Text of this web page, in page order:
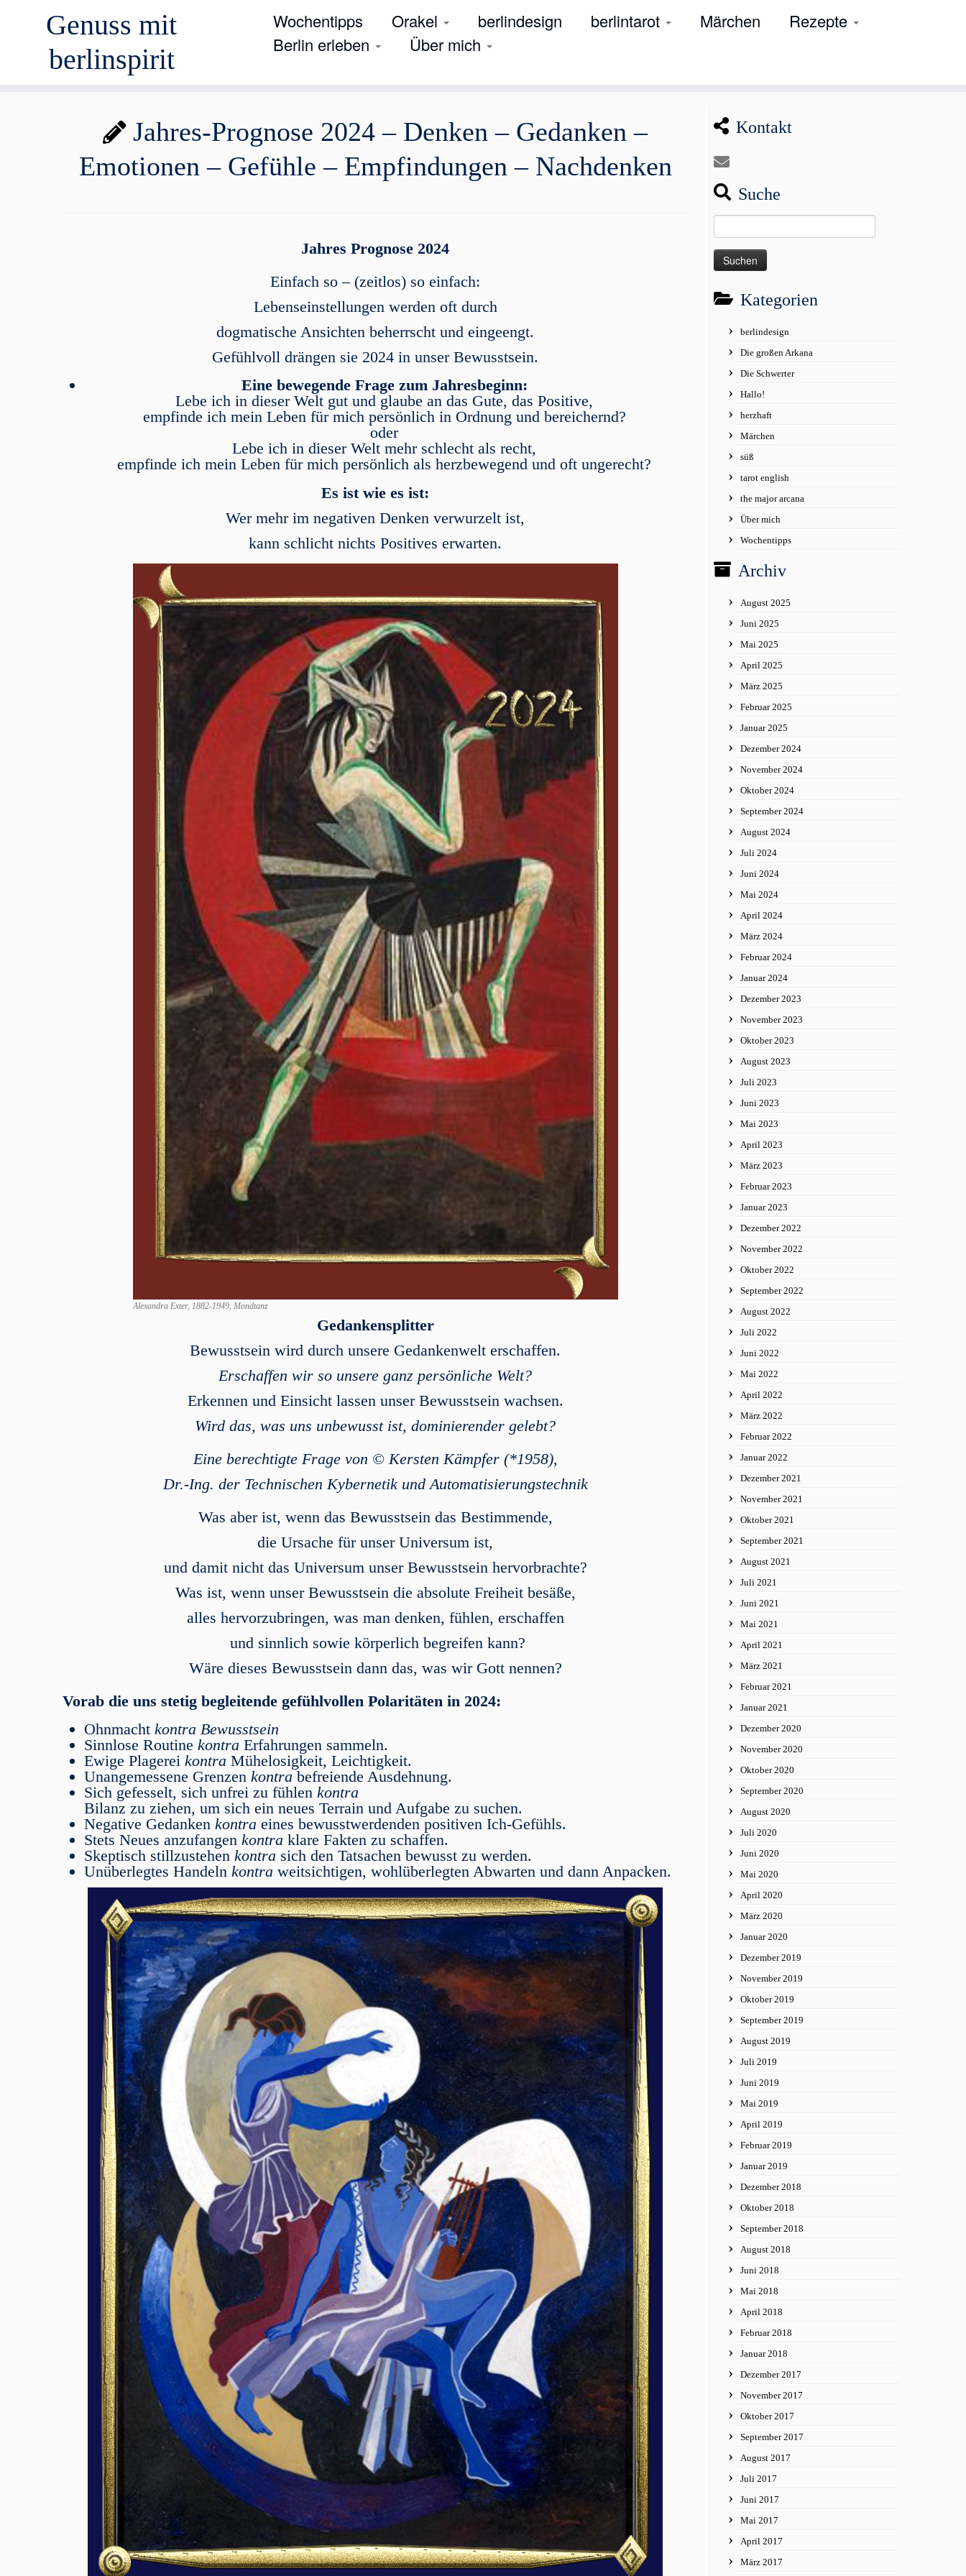
Genuss mit
berlinspirit
Wochentipps Orakel berlindesign berlintarot Märchen
Rezepte
Berlin erleben
Über mich
Jahres-Prognose 2024 – Denken – Gedanken –
Emotionen – Gefühle – Empfindungen – Nachdenken
Jahres Prognose 2024
Einfach so – (zeitlos) so einfach:
Lebenseinstellungen werden oft durch
dogmatische Ansichten beherrscht und eingeengt.
Gefühlvoll drängen sie 2024 in unser Bewusstsein.
Eine bewegende Frage zum Jahresbeginn:
Lebe ich in dieser Welt gut und glaube an das Gute, das Positive,
empfinde ich mein Leben für mich persönlich in Ordnung und bereichernd?
oder
Lebe ich in dieser Welt mehr schlecht als recht,
empfinde ich mein Leben für mich persönlich als herzbewegend und oft ungerecht?
Es ist wie es ist:
Wer mehr im negativen Denken verwurzelt ist,
kann schlicht nichts Positives erwarten.
Alexandra Exter, 1882-1949, Mondtanz
Gedankensplitter
Bewusstsein wird durch unsere Gedankenwelt erschaffen.
Erschaffen wir so unsere ganz persönliche Welt?
Erkennen und Einsicht lassen unser Bewusstsein wachsen.
Wird das, was uns unbewusst ist, dominierender gelebt?
Eine berechtigte Frage von © Kersten Kämpfer (*1958),
Dr.-Ing. der Technischen Kybernetik und Automatisierungstechnik
Was aber ist, wenn das Bewusstsein das Bestimmende,
die Ursache für unser Uni­ver­sum ist,
und damit nicht das Universum unser Bewusstsein hervorbrachte?
Was ist, wenn unser Bewusstsein die absolute Freiheit besäße,
alles hervorzubringen, was man denken, fühlen, erschaffen
und sinnlich sowie körperlich begreifen kann?
Wäre dieses Bewusstsein dann das, was wir Gott nennen?
Vorab die uns stetig begleitende gefühlvollen Polaritäten in 2024:
Ohnmacht kontra Bewusstsein
Sinnlose Routine kontra Erfahrungen sammeln.
Ewige Plagerei kontra Mühelosigkeit, Leichtigkeit.
Unangemessene Grenzen kontra befreiende Ausdehnung.
Sich gefesselt, sich unfrei zu fühlen kontra
Bilanz zu ziehen, um sich ein neues Terrain und Aufgabe zu suchen.
Negative Gedanken kontra eines bewusstwerdenden positiven Ich-Gefühls.
Stets Neues anzufangen kontra klare Fakten zu schaffen.
Skeptisch stillzustehen kontra sich den Tatsachen bewusst zu werden.
Unüberlegtes Handeln kontra weitsichtigen, wohlüberlegten Abwarten und dann Anpacken.
Kontakt
Suche
nach:
Kategorien
berlindesign
Die großen Arkana
Die Schwerter
Hallo!
herzhaft
Märchen
süß
tarot english
the major arcana
Über mich
Wochentipps
Archiv
August 2025
Juni 2025
Mai 2025
April 2025
März 2025
Februar 2025
Januar 2025
Dezember 2024
November 2024
Oktober 2024
September 2024
August 2024
Juli 2024
Juni 2024
Mai 2024
April 2024
März 2024
Februar 2024
Januar 2024
Dezember 2023
November 2023
Oktober 2023
August 2023
Juli 2023
Juni 2023
Mai 2023
April 2023
März 2023
Februar 2023
Januar 2023
Dezember 2022
November 2022
Oktober 2022
September 2022
August 2022
Juli 2022
Juni 2022
Mai 2022
April 2022
März 2022
Februar 2022
Januar 2022
Dezember 2021
November 2021
Oktober 2021
September 2021
August 2021
Juli 2021
Juni 2021
Mai 2021
April 2021
März 2021
Februar 2021
Januar 2021
Dezember 2020
November 2020
Oktober 2020
September 2020
August 2020
Juli 2020
Juni 2020
Mai 2020
April 2020
März 2020
Januar 2020
Dezember 2019
November 2019
Oktober 2019
September 2019
August 2019
Juli 2019
Juni 2019
Mai 2019
April 2019
Februar 2019
Januar 2019
Dezember 2018
Oktober 2018
September 2018
August 2018
Juni 2018
Mai 2018
April 2018
Februar 2018
Januar 2018
Dezember 2017
November 2017
Oktober 2017
September 2017
August 2017
Juli 2017
Juni 2017
Mai 2017
April 2017
März 2017